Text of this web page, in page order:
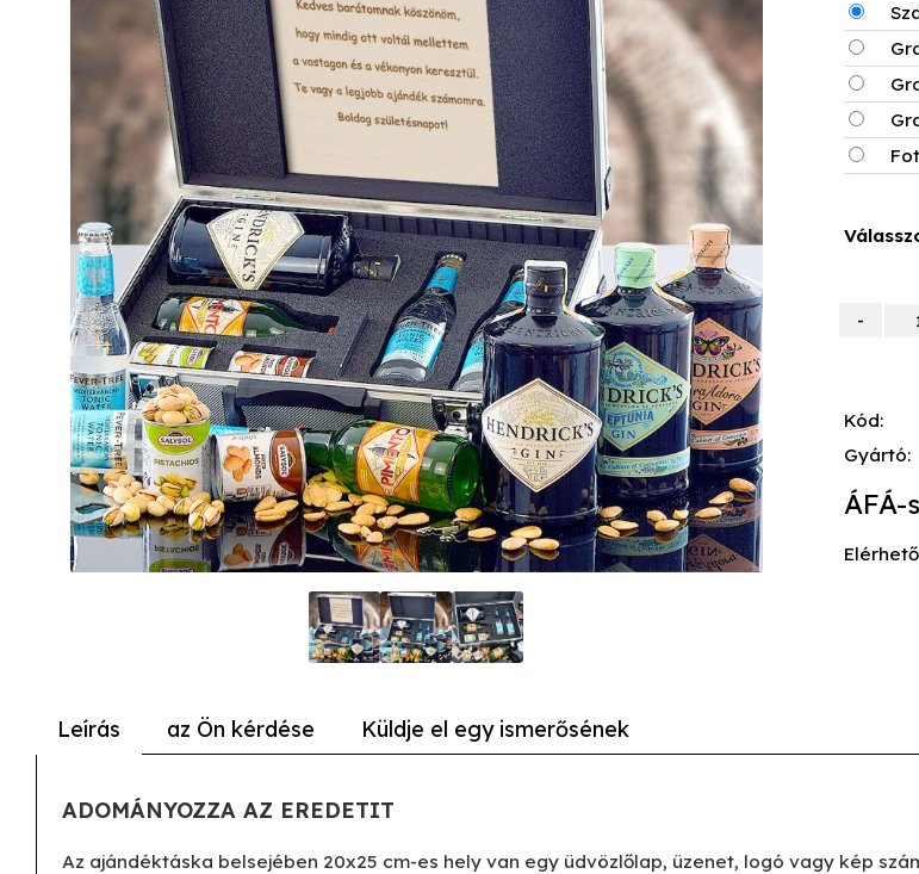
Kód:
Gyártó:
ÁFÁ-
Leírás az Ön kérdése Küldje el egy ismerősének
ADOMÁNYOZZA AZ EREDETIT
Az ajándéktáska belsejében 20x25 cm-es hely van egy üdvözlőlap, üzenet, logó vagy kép